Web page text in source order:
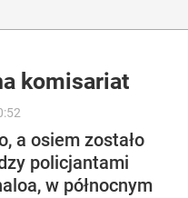
komisariat
a osiem zostało
policjantami
w północnym